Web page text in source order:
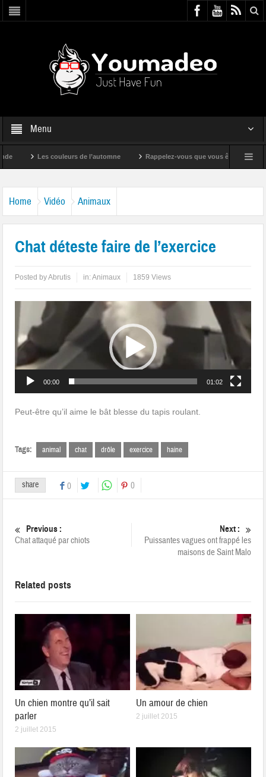
Menu
Les couleurs de l’automne Rappelez-vous que vous êtes super !
Home Vidéo Animaux
Chat déteste faire de l’exercice
Posted byAbrutis in:Animaux 1859 Views
00:00 01:02
Peut-être qu’il aime le bât blesse du tapis roulant.
Tags: animal chat drôle exercice haine
share 0 0
Previous :
Chat attaqué par chiots
Next :
Puissantes vagues ont frappé les
maisons de Saint Malo
Related posts
Un chien montre qu’il sait
parler
2 juillet 2015
Un amour de chien
2 juillet 2015